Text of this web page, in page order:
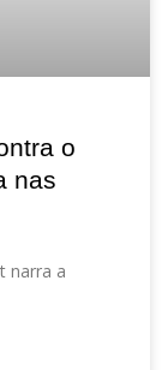
o
nas
narra a